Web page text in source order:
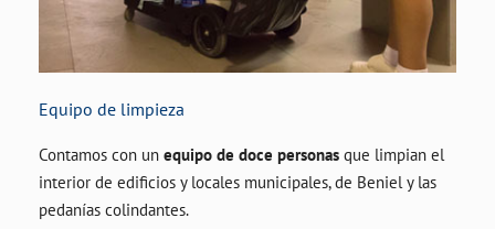
Equipo de limpieza
Contamos con un equipo de doce personas que limpian el
interior de edificios y locales municipales, de Beniel y las
pedanías colindantes.